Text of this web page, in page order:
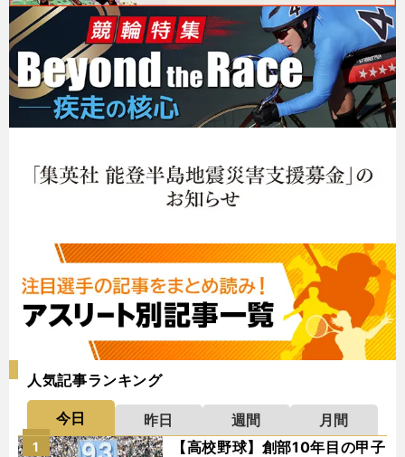
人気記事ランキング
今日 昨日 週間
月間
【高校野球】創部10年目の甲子
1